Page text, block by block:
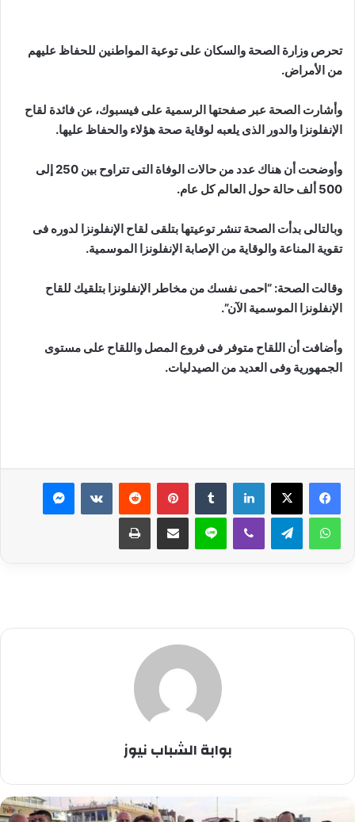
تحرص وزارة الصحة والسكان على توعية المواطنين للحفاظ عليهم
من الأمراض.
وأشارت الصحة عبر صفحتها الرسمية على فيسبوك، عن فائدة لقاح
الإنفلونزا والدور الذى يلعبه لوقاية صحة هؤلاء والحفاظ عليها.
وأوضحت أن هناك عدد من حالات الوفاة التى تتراوح بين 250 إلى
500 ألف حالة حول العالم كل عام.
وبالتالى بدأت الصحة تنشر توعيتها بتلقى لقاح الإنفلونزا لدوره فى
تقوية المناعة والوقاية من الإصابة الإنفلونزا الموسمية.
وقالت الصحة: “احمى نفسك من مخاطر الإنفلونزا بتلقيك للقاح
الإنفلونزا الموسمية الآن”.
وأضافت أن اللقاح متوفر فى فروع المصل واللقاح على مستوى
الجمهورية وفى العديد من الصيدليات.
لينكدإن بينتيريست ماسنجر
واتساب تيلقرام ڤايبر لاين مشاركة عبر البريد طباعة
بوابة الشباب نيوز